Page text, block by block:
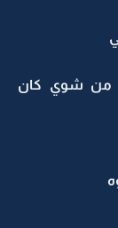
من شوي كان